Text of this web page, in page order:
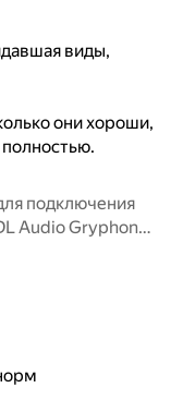
виды,
они хороши,
подключения
Audio Gryphon